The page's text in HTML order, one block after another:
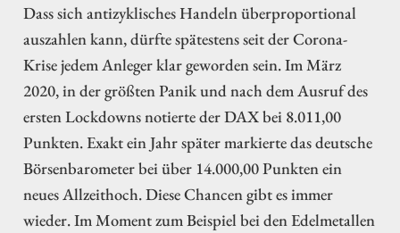
Dass sich antizyklisches Handeln überproportional
auszahlen kann, dürfte spätestens seit der Corona-
Krise jedem Anleger klar geworden sein. Im März
2020, in der größten Panik und nach dem Ausruf des
ersten Lockdowns notierte der DAX bei 8.011,00
Punkten. Exakt ein Jahr später markierte das deutsche
Börsenbarometer bei über 14.000,00 Punkten ein
neues Allzeithoch. Diese Chancen gibt es immer
wieder. Im Moment zum Beispiel bei den Edelmetallen